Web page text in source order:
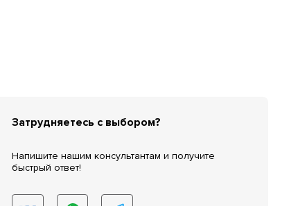
Затрудняетесь с выбором?
Напишите нашим консультантам и получите
быстрый ответ!